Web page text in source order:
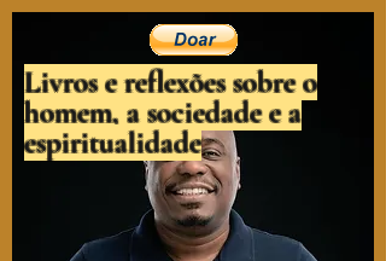
Livros e reflexões sobre o
homem, a sociedade e a
espiritualidade